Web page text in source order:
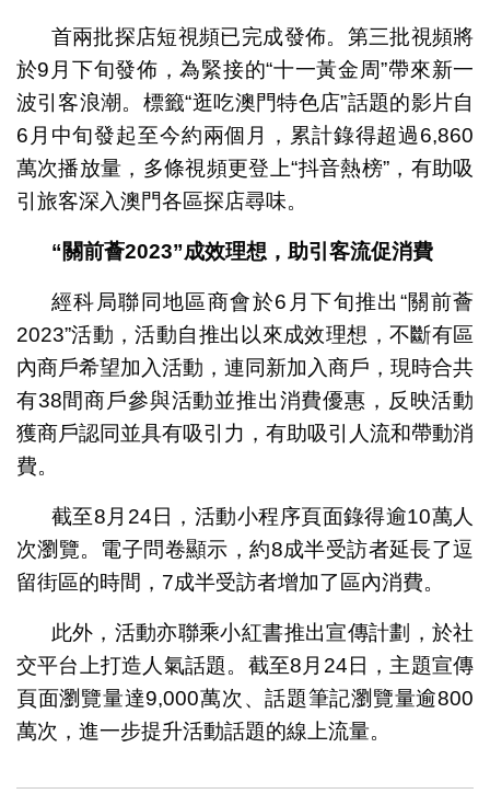
首兩批探店短視頻已完成發佈。第三批視頻將
於9月下旬發佈，為緊接的“十一黃金周”帶來新一
波引客浪潮。標籤“逛吃澳門特色店”話題的影片自
6月中旬發起至今約兩個月，累計錄得超過6,860
萬次播放量，多條視頻更登上“抖音熱榜”，有助吸
引旅客深入澳門各區探店尋味。
“關前薈2023”成效理想，助引客流促消費
經科局聯同地區商會於6月下旬推出“關前薈
2023”活動，活動自推出以來成效理想，不斷有區
內商戶希望加入活動，連同新加入商戶，現時合共
有38間商戶參與活動並推出消費優惠，反映活動
獲商戶認同並具有吸引力，有助吸引人流和帶動消
費。
截至8月24日，活動小程序頁面錄得逾10萬人
次瀏覽。電子問卷顯示，約8成半受訪者延長了逗
留街區的時間，7成半受訪者增加了區內消費。
此外，活動亦聯乘小紅書推出宣傳計劃，於社
交平台上打造人氣話題。截至8月24日，主題宣傳
頁面瀏覽量達9,000萬次、話題筆記瀏覽量逾800
萬次，進一步提升活動話題的線上流量。